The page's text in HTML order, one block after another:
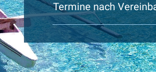
Termine nach